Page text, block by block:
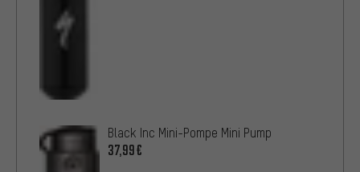
Black Inc Mini-Pompe Mini Pump
37,99€